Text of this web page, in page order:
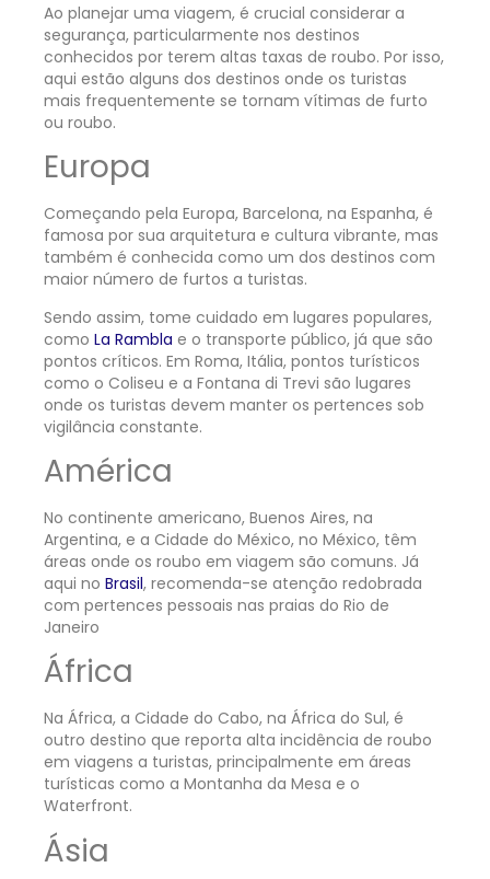
Ao planejar uma viagem, é crucial considerar a
segurança, particularmente nos destinos
conhecidos por terem altas taxas de roubo. Por isso,
aqui estão alguns dos destinos onde os turistas
mais frequentemente se tornam vítimas de furto
ou roubo.
Europa
Começando pela Europa, Barcelona, na Espanha, é
famosa por sua arquitetura e cultura vibrante, mas
também é conhecida como um dos destinos com
maior número de furtos a turistas.
Sendo assim, tome cuidado em lugares populares,
como La Rambla e o transporte público, já que são
pontos críticos. Em Roma, Itália, pontos turísticos
como o Coliseu e a Fontana di Trevi são lugares
onde os turistas devem manter os pertences sob
vigilância constante.
América
No continente americano, Buenos Aires, na
Argentina, e a Cidade do México, no México, têm
áreas onde os roubo em viagem são comuns. Já
aqui no Brasil, recomenda-se atenção redobrada
com pertences pessoais nas praias do Rio de
Janeiro
África
Na África, a Cidade do Cabo, na África do Sul, é
outro destino que reporta alta incidência de roubo
em viagens a turistas, principalmente em áreas
turísticas como a Montanha da Mesa e o
Waterfront.
Ásia